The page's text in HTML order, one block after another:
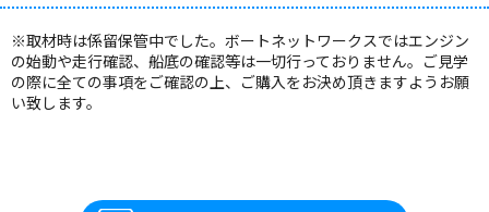
※取材時は係留保管中でした。ボートネットワークスではエンジン
の始動や走行確認、船底の確認等は一切行っておりません。ご見学
の際に全ての事項をご確認の上、ご購入をお決め頂きますようお願
い致します。